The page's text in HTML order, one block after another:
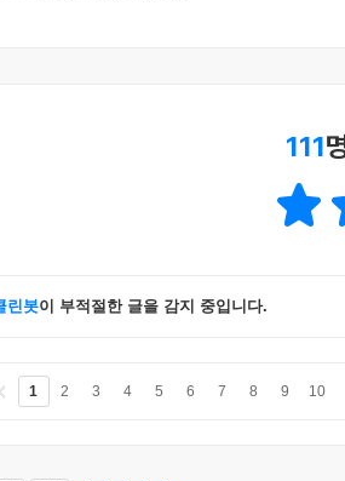
111
린봇이 부적절한 글을 감지 중입니다.
1 2 3 4 5 6 7 8 9 10